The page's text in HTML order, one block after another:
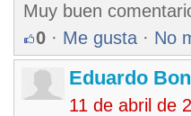
Muy buen
0 · Me gusta · No
Eduardo
11 de abril de